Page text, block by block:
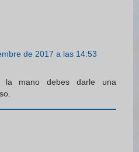
de 2017 a las 14:53
la mano debes darle una